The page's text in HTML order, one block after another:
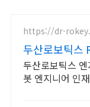
https://dr-
두산로보틱스
기업 인턴쉽
두산로보틱스
봇 엔지니어 인